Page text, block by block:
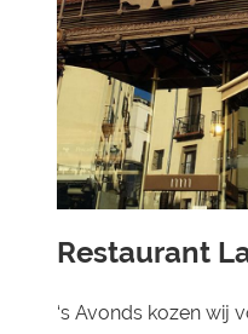
Restaurant
‘s Avonds kozen wij